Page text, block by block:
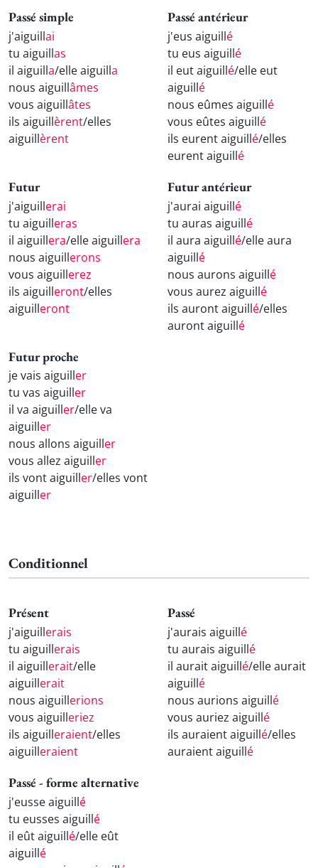
Passé simple
j'aiguillai
tu aiguillas
il aiguilla/elle aiguilla
nous aiguillâmes
vous aiguillâtes
ils aiguillèrent/elles
aiguillèrent
Passé antérieur
j'eus aiguillé
tu eus aiguillé
il eut aiguillé/elle eut
aiguillé
nous eûmes aiguillé
vous eûtes aiguillé
ils eurent aiguillé/elles
eurent aiguillé
Futur
j'aiguillerai
tu aiguilleras
il aiguillera/elle aiguillera
nous aiguillerons
vous aiguillerez
ils aiguilleront/elles
aiguilleront
Futur antérieur
j'aurai aiguillé
tu auras aiguillé
il aura aiguillé/elle aura
aiguillé
nous aurons aiguillé
vous aurez aiguillé
ils auront aiguillé/elles
auront aiguillé
Futur proche
je vais aiguiller
tu vas aiguiller
il va aiguiller/elle va
aiguiller
nous allons aiguiller
vous allez aiguiller
ils vont aiguiller/elles vont
aiguiller
Conditionnel
Présent
j'aiguillerais
tu aiguillerais
il aiguillerait/elle
aiguillerait
nous aiguillerions
vous aiguilleriez
ils aiguilleraient/elles
aiguilleraient
Passé
j'aurais aiguillé
tu aurais aiguillé
il aurait aiguillé/elle aurait
aiguillé
nous aurions aiguillé
vous auriez aiguillé
ils auraient aiguillé/elles
auraient aiguillé
Passé - forme alternative
j'eusse aiguillé
tu eusses aiguillé
il eût aiguillé/elle eût
aiguillé